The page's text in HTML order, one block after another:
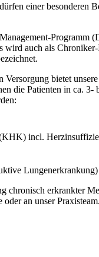
einer besonderen
Programm
wird auch als
Versorgung bietet
die Patienten in ca. 3-
incl.
Lungenerkrankung)
chronisch erkrankter
oder an unser